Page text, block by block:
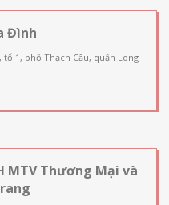
Đình
tổ 1, phố Thạch Cầu, quận Long
MTV Thương Mại và